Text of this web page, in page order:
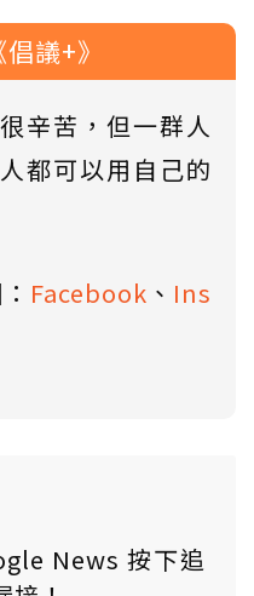
議+》
辛苦，但一群人
都可以用自己的
Facebook 、 Ins
News 按下追